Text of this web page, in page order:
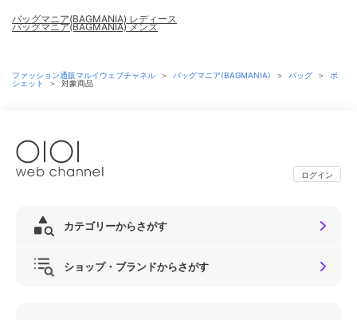
バッグマニア(BAGMANIA) レディース
バッグマニア(BAGMANIA) メンズ
ファッション通販マルイウェブチャネル ＞ バッグマニア(BAGMANIA) ＞ バッグ ＞
ポ
シェット
＞ 対象商品
ログイン
カテゴリーからさがす
ショップ・ブランドからさがす